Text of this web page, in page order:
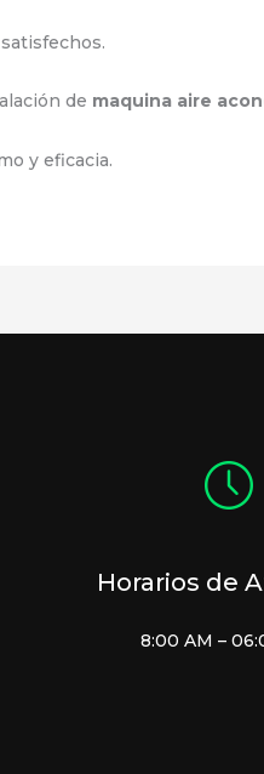
de maquina aire
y eficacia.
Horarios de
8:00 AM –